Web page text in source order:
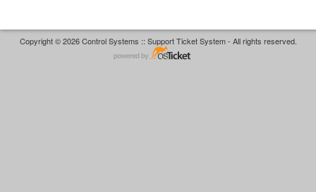
Copyright © 2026 Control Systems :: Support Ticket System - All rights reserved.